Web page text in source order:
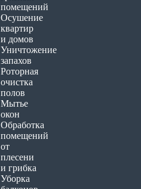
помещений
Осушение
квартир
и домов
Уничтожение
запахов
Роторная
очистка
полов
Мытье
окон
Обработка
помещений
от
плесени
и грибка
Уборка